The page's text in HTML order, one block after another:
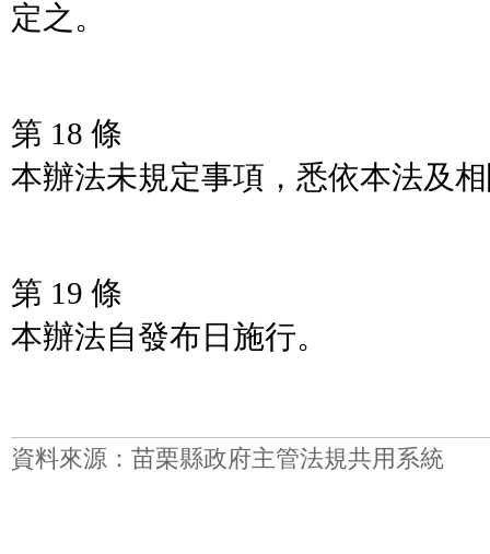
定之。
第 18 條
本辦法未規定事項，悉依本法及
第 19 條
本辦法自發布日施行。
資料來源：苗栗縣政府主管法規共用系統